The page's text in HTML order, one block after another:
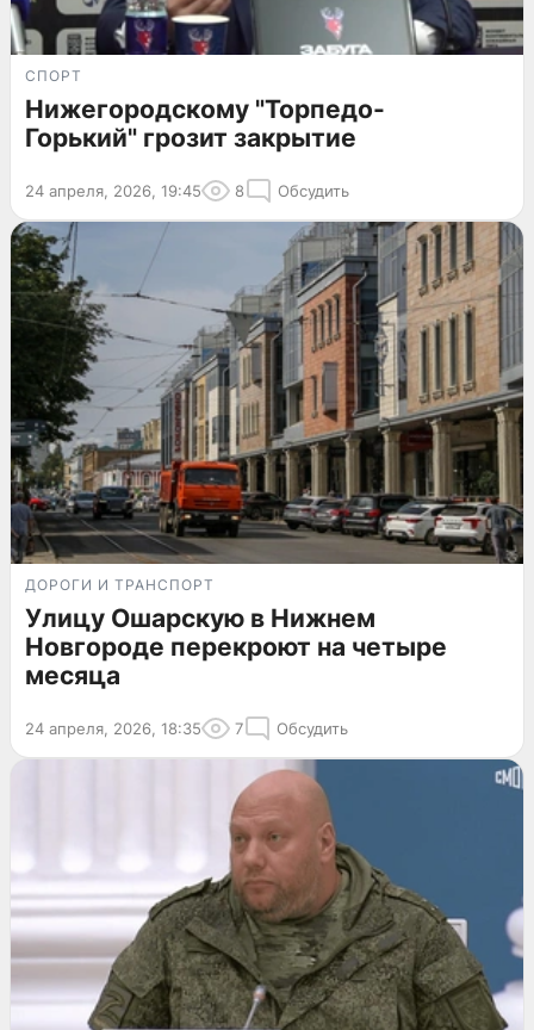
СПОРТ
Нижегородскому "Торпедо-
Горький" грозит закрытие
24 апреля, 2026, 19:45 8 Обсудить
ДОРОГИ И ТРАНСПОРТ
Улицу Ошарскую в Нижнем
Новгороде перекроют на четыре
месяца
24 апреля, 2026, 18:35 7 Обсудить